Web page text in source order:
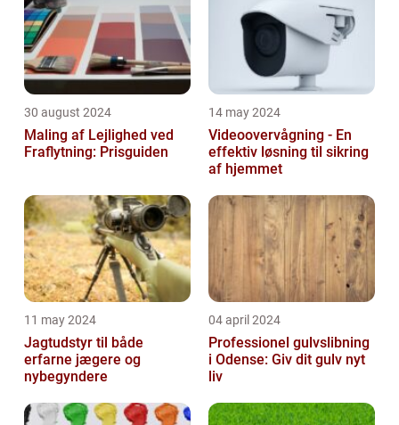
30 august 2024
Maling af Lejlighed ved
Fraflytning: Prisguiden
14 may 2024
Videoovervågning - En
effektiv løsning til sikring
af hjemmet
11 may 2024
Jagtudstyr til både
erfarne jægere og
nybegyndere
04 april 2024
Professionel gulvslibning
i Odense: Giv dit gulv nyt
liv